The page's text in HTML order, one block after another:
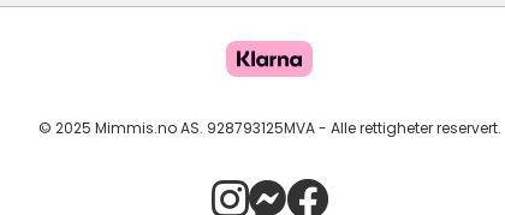
© 2025 Mimmis.no AS. 928793125MVA - Alle rettigheter reservert.